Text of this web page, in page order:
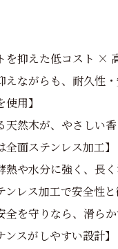
を抑えた低コスト ×
えながらも、耐久性
使用】
天然木が、やさしい
全面ステンレス加工】
熱や水分に強く、長
ンレス加工で安全性と
全を守りなら、滑ら
ンスがしやすい設計】